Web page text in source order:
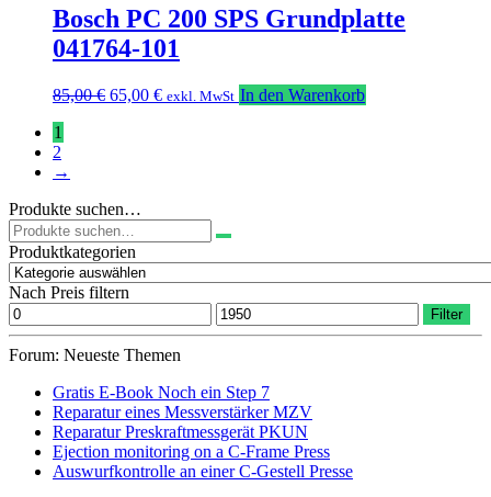
155,00 €145,00 €.
Bosch PC 200 SPS Grundplatte
041764-101
85,00€ Ursprünglicher
65,00 €Aktueller
exkl. MwSt In den Warenkorb
1
2
→
Produkte suchen…
Suchen
nach:
Produktkategorien
Nach Preis filtern
Min.
Preis
Max.
Preis
Filter
Forum: Neueste Themen
Gratis E-Book Noch ein Step 7
Reparatur eines Messverstärker MZV
Reparatur Preskraftmessgerät PKUN
Ejection monitoring on a C-Frame Press
Auswurfkontrolle an einer C-Gestell Presse